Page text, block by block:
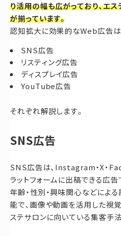
り活用の幅も広がっており、エ
が揃っています。
認知拡大に効果的なWeb広告は
SNS広告
リスティング広告
ディスプレイ広告
YouTube広告
それぞれ解説します。
SNS広告
SNS広告は、Instagram・X・
ラットフォームに出稿できる広告
年齢・性別・興味関心などによ
能で、画像や動画を活用した視
ステサロンに向いている集客手法